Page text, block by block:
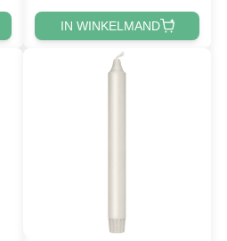
IN WINKELMAND